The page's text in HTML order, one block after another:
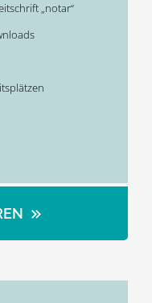
„notar“